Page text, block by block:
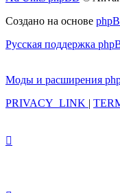
Создано на основе
Русская поддержка
Моды и расширения
PRIVACY_LINK |